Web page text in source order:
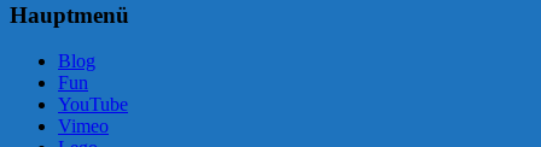
Hauptmenü
Blog
Fun
YouTube
Vimeo